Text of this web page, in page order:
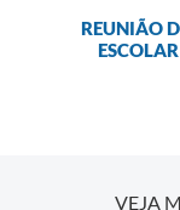
REUNIÃO
VEJA